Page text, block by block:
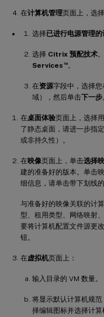
在计算机管理页面上，选
选择已进行电源管理的
选择 Citrix 预配技术
Services ™。
在资源字段中，选择
域），然后单击下一步
在桌面体验页面上，选择
了静态桌面，请进一步指
或非持久性）。
在映像页面上，单击选择
建的准备好的版本。单击
细信息，请单击带下划线
与准备好的映像关联的计
型、租用类型、网络映射
要将计算机配置文件源更
钮。
在虚拟机页面上：
输入目录的 VM 数量。
将显示默认计算机规
择编辑图标并选择计算